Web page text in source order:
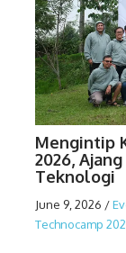
Mengintip
2026,
Teknologi
June 9, 2026 /
Technocamp